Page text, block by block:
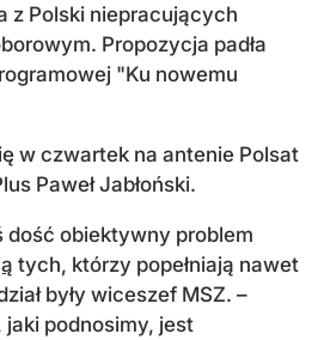
z Polski niepracujących
Propozycja padła
"Ku nowemu
w czwartek na antenie Polsat
Paweł Jabłoński.
dość obiektywny problem
tych, którzy popełniają nawet
były wiceszef MSZ. –
podnosimy, jest